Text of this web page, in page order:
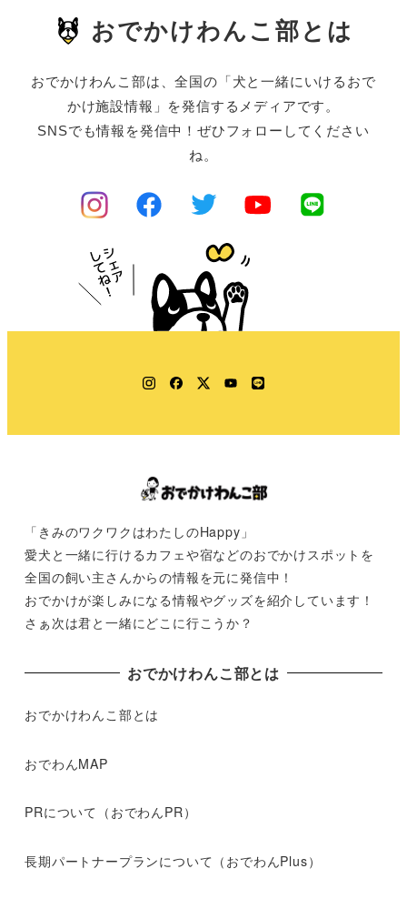
おでかけわんこ部とは
おでかけわんこ部は、全国の「犬と一緒にいけるおで
かけ施設情報」を発信するメディアです。
SNSでも情報を発信中！ぜひフォローしてください
ね。
Instagram
Facebook
TwitterYouTube
LINE
「きみのワクワクはわたしのHappy」
愛犬と一緒に行けるカフェや宿などのおでかけスポットを
全国の飼い主さんからの情報を元に発信中！
おでかけが楽しみになる情報やグッズを紹介しています！
さぁ次は君と一緒にどこに行こうか？
おでかけわんこ部とは
おでかけわんこ部とは
おでわんMAP
PRについて（おでわんPR）
長期パートナープランについて（おでわんPlus）